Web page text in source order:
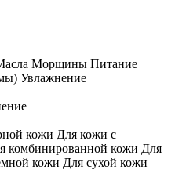
Морщины Питание
Увлажнение
кожи Для кожи с
комбинированной кожи Для
кожи Для сухой кожи